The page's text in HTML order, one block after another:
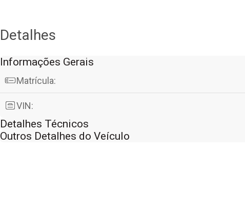
Detalhes
Informações Gerais
Matrícula:
VIN:
Detalhes Técnicos
Outros Detalhes do Veículo